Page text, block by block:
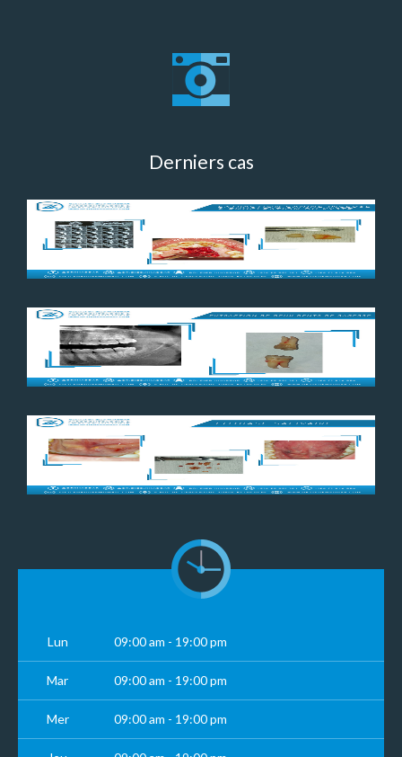
Derniers cas
Lun 09:00 am - 19:00 pm
Mar 09:00 am - 19:00 pm
Mer 09:00 am - 19:00 pm